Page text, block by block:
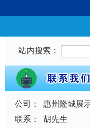
站内搜索：
公司：
惠州隆城展
联系：
胡先生